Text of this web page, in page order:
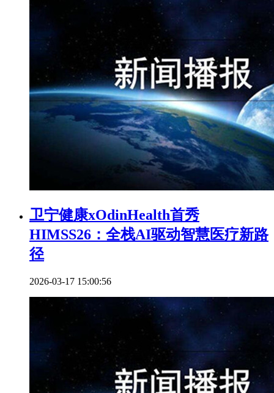
卫宁健康xOdinHealth首秀
HIMSS26：全栈AI驱动智慧医疗新路
径
2026-03-17 15:00:56